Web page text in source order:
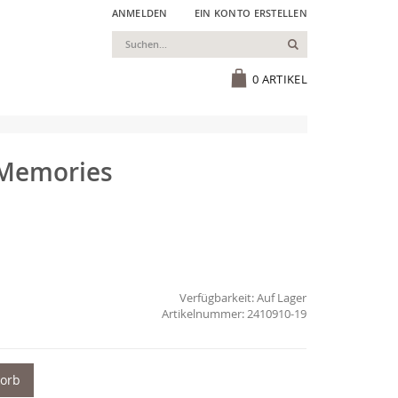
ANMELDEN EIN KONTO ERSTELLEN
0 ARTIKEL
Suchen
Verfügbarkeit:Auf Lager
2410910-19